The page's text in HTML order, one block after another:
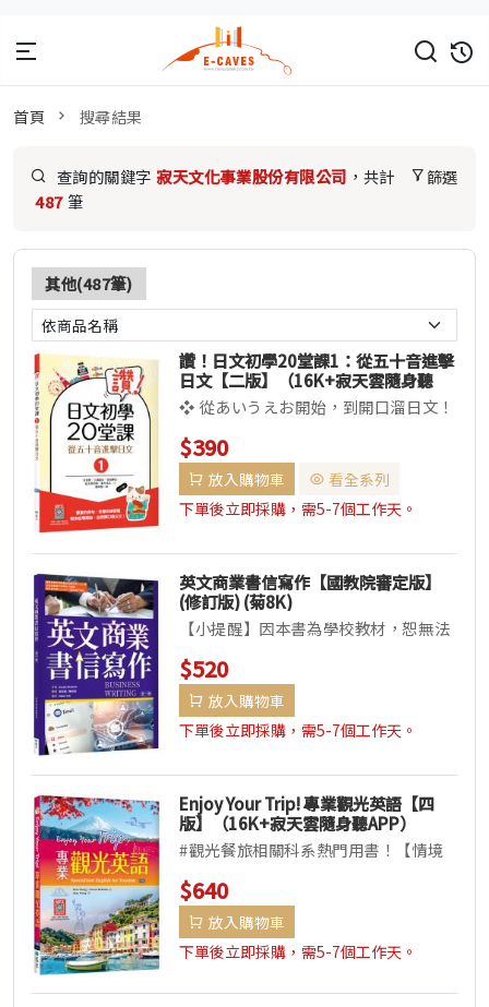
首頁 搜尋結果
查詢的關鍵字 寂天文化事業股份有限公司 ，共計
487 筆
篩選
其他(487筆)
讚！日文初學20堂課1：從五十音進擊
日文【二版】（16K+寂天雲隨身聽
APP）
❖ 從あいうえお開始，到開口溜日文！
❖ 全書採用日文教科書字體！❖ 豐富
的例句，多樣的練習題，迅速累...
$390
放入購物車
看全系列
下單後立即採購，需5-7個工作天。
英文商業書信寫作【國教院審定版】
(修訂版) (菊8K)
【小提醒】因本書為學校教材，恕無法
提供解答，請同意接受「無附解答」再
行訂購。本書依照教育部110年公...
$520
放入購物車
下單後立即採購，需5-7個工作天。
Enjoy Your Trip! 專業觀光英語【四
版】（16K+寂天雲隨身聽APP）
#觀光餐旅相關科系熱門用書！【情境
對話＋深度解說＋實用表達＋課後練
習】X 【實境彩圖＋會話MP3】＝...
$640
放入購物車
下單後立即採購，需5-7個工作天。